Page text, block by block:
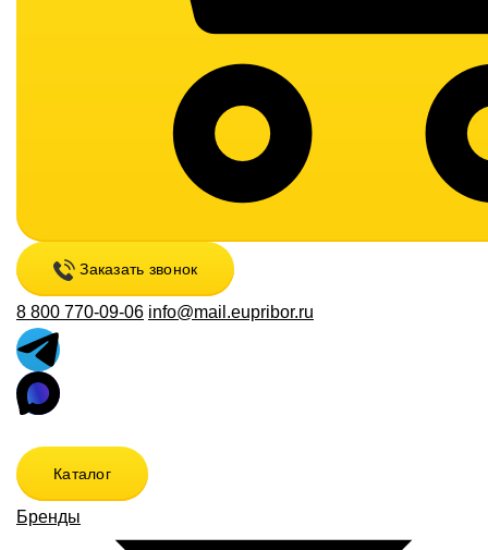
Заказать звонок
8 800 770-09-06 info@mail.eupribor.ru
Каталог
Бренды